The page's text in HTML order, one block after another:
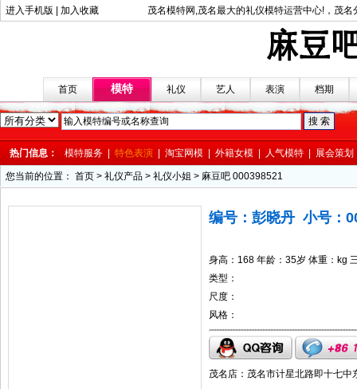
进入手机版 加入收藏 茂名模特网,茂名最大的礼仪模特运营中心! ，茂
首页 模特 礼仪 艺人 表演 档期
热门信息： 模特服务 特色表演 淘宝网模 外籍女模 人气模特 展会策划
您当前的位置： 首页 > 礼仪产品 > 礼仪小姐 > 麻豆吧 000398521
编号：彭晓丹 小号：
身高：168 年龄：35岁 体重：kg
类型：
尺度：
风格：
茂名店：茂名市计星北路即十七中